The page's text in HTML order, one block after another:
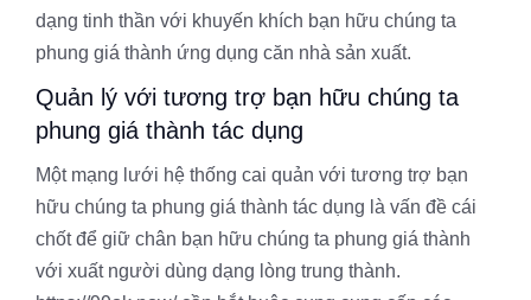
dạng tinh thần với khuyến khích bạn hữu chúng ta
phung giá thành ứng dụng căn nhà sản xuất.
Quản lý với tương trợ bạn hữu chúng ta
phung giá thành tác dụng
Một mạng lưới hệ thống cai quản với tương trợ bạn
hữu chúng ta phung giá thành tác dụng là vấn đề cái
chốt để giữ chân bạn hữu chúng ta phung giá thành
với xuất người dùng dạng lòng trung thành.